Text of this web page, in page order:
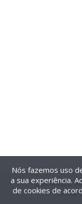
@2014-2026
Termos
Nós fazemos uso
a sua experiência.
de cookies de